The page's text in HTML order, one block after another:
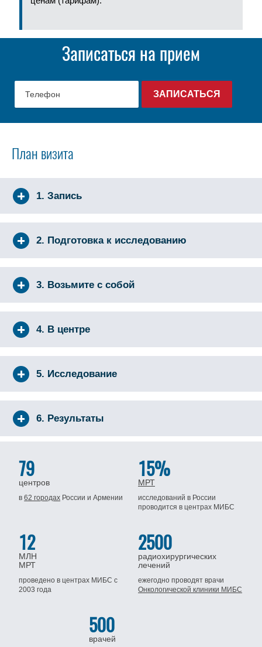
Записаться на прием
План визита
1. Запись
2. Подготовка к исследованию
3. Возьмите с собой
4. В центре
5. Исследование
6. Результаты
79
центров
в62 городах Россиии Армении
15%
МРТ
исследований в России
проводится в центрах МИБС
12
МЛН
МРТ
проведено в центрах МИБСс
2003 года
2500
радиохирургических
лечений
ежегодно проводят врачи
Онкологической клиники МИБС
500
врачей